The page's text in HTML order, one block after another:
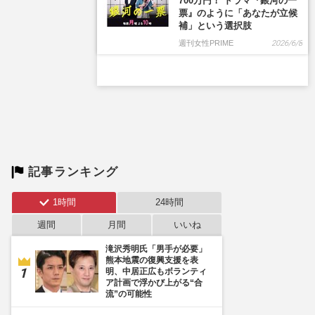
記事ランキング
1時間 24時間
週間 月間 いいね
滝沢秀明氏「男手が必要」
熊本地震の復興支援を表
明、中居正広もボランティ
ア計画で浮かび上がる“合
流”の可能性
票』のように「あなたが立候
補」という選択肢
週刊女性PRIME 2026/6/8